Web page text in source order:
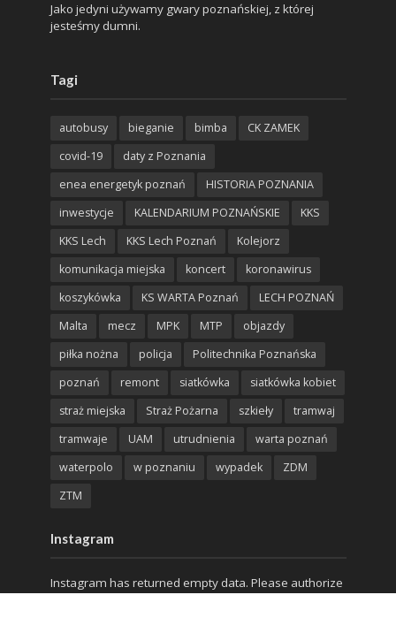
Jako jedyni używamy gwary poznańskiej, z której
jesteśmy dumni.
Tagi
autobusy bieganie bimba
CK ZAMEK
covid-19
daty z Poznania
enea energetyk poznań
HISTORIA POZNANIA
inwestycje
KALENDARIUM POZNAŃSKIE
KKS
KKS Lech
KKS Lech Poznań
Kolejorz
komunikacja miejska
koncert
koronawirus
koszykówka
KS WARTA Poznań
LECH POZNAŃ
Malta
mecz MPK MTP
objazdy
piłka nożna
policja
Politechnika Poznańska
poznań
remont siatkówka
siatkówka kobiet
straż miejska
Straż Pożarna szkieły
tramwaj
tramwaje
UAM utrudnienia
warta poznań
waterpolo
w poznaniu wypadek
ZDM
ZTM
Instagram
Instagram has returned empty data. Please authorize